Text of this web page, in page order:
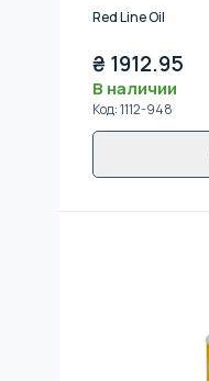
Red Line Oil
₴ 1912.95
В наличии
Код:1112-948